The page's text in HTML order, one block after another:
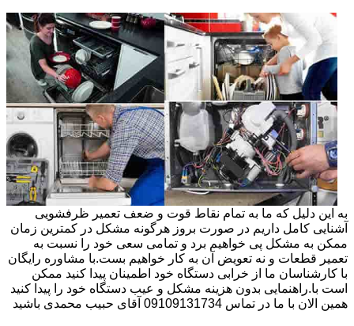
به این دلیل که ما به تمام نقاط قوت و ضعف تعمیر ظرفشویی
آشنایی کامل داریم در صورت بروز هرگونه مشکل در کمترین زمان
ممکن به مشکل پی خواهیم برد و تمامی سعی خود را نسبت به
تعمیر قطعات و نه تعویض آن به کار خواهیم بست.با مشاوره رایگان
با کارشناسان ما از خرابی دستگاه خود اطمینان پیدا کنید ممکن
است با.راهنمایی بدون هزینه مشکل و عیب دستگاه خود را پیدا کنید
همین الان با ما در تماس 09109131734 آقای حبیب محمدی باشید